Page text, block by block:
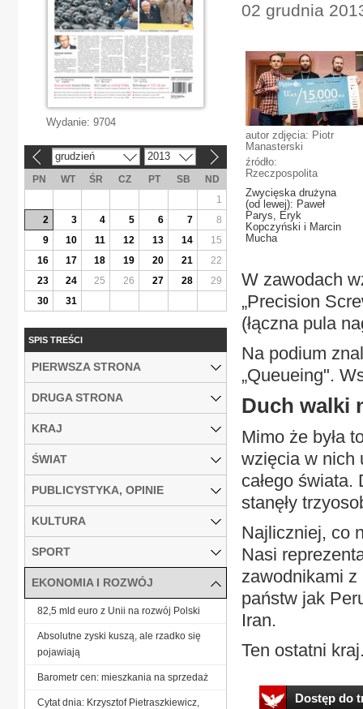
02 grudnia
autor zdjęcia: Piotr
Manasterski
źródło:
Rzeczpospolita
Zwycięska drużyna
(od lewej): Paweł
Parys, Eryk
Kopczyński i Marcin
Mucha
W zawodach
„Precision
(łączna pula
Na podium
„Queueing".
Duch walki
Mimo że była
wzięcia w nich
całego świata.
stanęły
Najliczniej, co
Nasi
zawodnikami
państw jak
Iran.
Ten ostatni
Dostęp do
Wydanie: 9704
grudzień 2013
PN WT ŚR CZ PT SB
ND
1
2
3 4 5 6 7
8
9
10 11 12 13 14
15
16
17 18 19 20 21
22
23
24 25 26 27 28
29
30
31
SPIS TREŚCI
PIERWSZA STRONA
DRUGA STRONA
KRAJ
ŚWIAT
PUBLICYSTYKA, OPINIE
KULTURA
SPORT
EKONOMIA I ROZWÓJ
82,5 mld euro z Unii na rozwój Polski
Absolutne zyski kuszą, ale rzadko się
pojawiają
Barometr cen: mieszkania na sprzedaż
Cytat dnia: Krzysztof Pietraszkiewicz,